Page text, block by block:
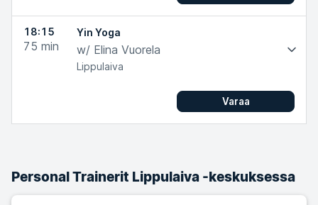
18:15
75 min
Yin Yoga
w/ Elina Vuorela
Lippulaiva
Varaa
Personal Trainerit Lippulaiva -keskuksessa